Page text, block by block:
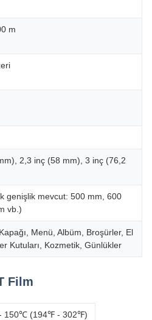
m
2,3 inç (58 mm), 3 inç (76,2
genişlik mevcut: 500 mm, 600
vb.)
Menü, Albüm, Broşürler, El
Kutuları, Kozmetik, Günlükler
Film
150℃ (194℉ - 302℉)